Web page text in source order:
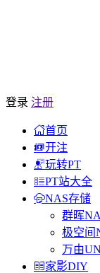
登录 注册
首页
开注
玩转PT
PT站大全
NAS存储
群晖
极空间
万由
家影DIY